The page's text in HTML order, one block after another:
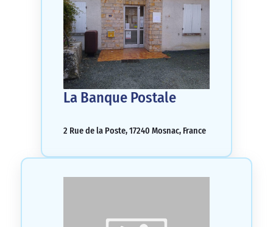
La Banque Postale
2 Rue de la Poste, 17240 Mosnac, France